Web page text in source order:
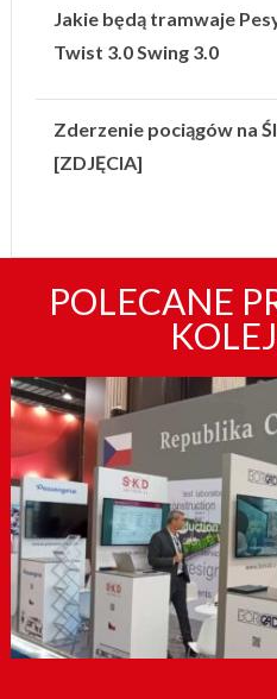
Jakie będą tramwaje
Twist 3.0 Swing 3.0
Zderzenie pociągów na
[ZDJĘCIA]
POLECANE